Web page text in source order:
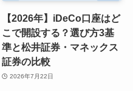
【2026年】iDeCo口座はど
こで開設する？選び方3基
準と松井証券・マネックス
証券の比較
2026年7月22日